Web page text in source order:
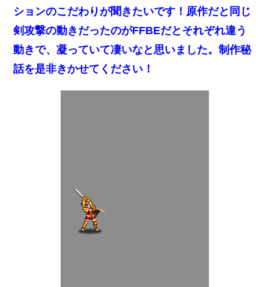
ションのこだわりが聞きたいです！原作だと同じ
剣攻撃の動きだったのがFFBEだとそれぞれ違う
動きで、凝っていて凄いなと思いました。制作秘
話を是非きかせてください！